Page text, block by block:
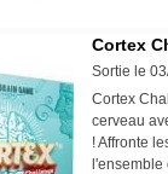
Cortex
Sortie le
Cortex
cerveau
! Affronte